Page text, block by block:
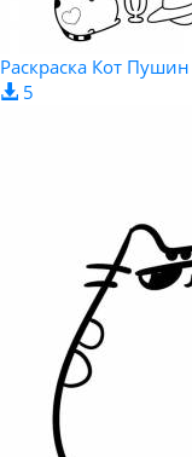
Раскраска Кот
5